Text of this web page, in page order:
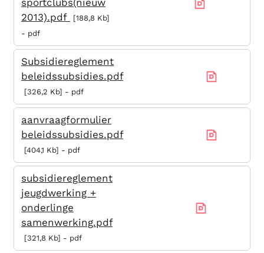
sportclubs(nieuw
2013).pdf
188,8 Kb
pdf
Subsidiereglement
beleidssubsidies.pdf
326,2 Kb pdf
aanvraagformulier
beleidssubsidies.pdf
404,1 Kb pdf
subsidiereglement
jeugdwerking +
onderlinge
samenwerking.pdf
321,8 Kb pdf